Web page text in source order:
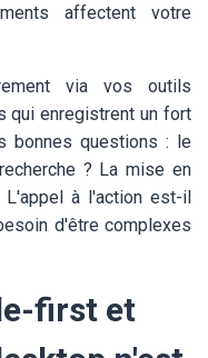
affectent votre
via vos outils
qui enregistrent un fort
bonnes questions : le
? La mise en
à l'action est-il
d'être complexes
first et